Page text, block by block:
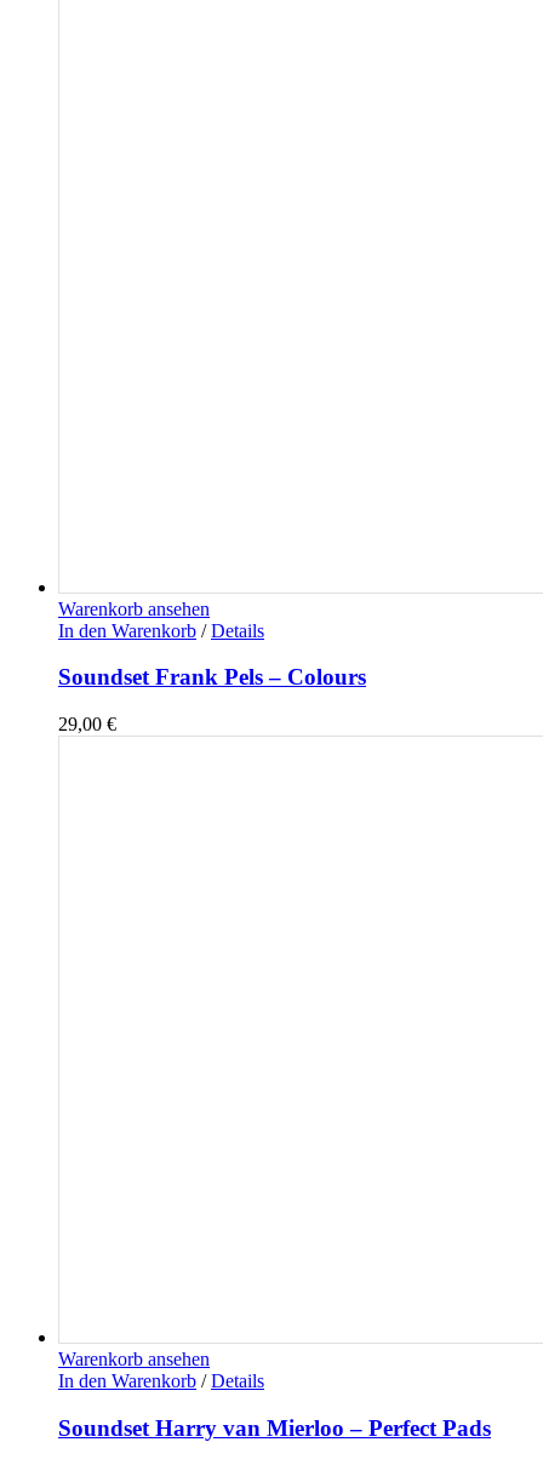
Warenkorb ansehen
In den Warenkorb / Details
Soundset Frank Pels – Colours
29,00 €
Warenkorb ansehen
In den Warenkorb / Details
Soundset Harry van Mierloo – Perfect Pads